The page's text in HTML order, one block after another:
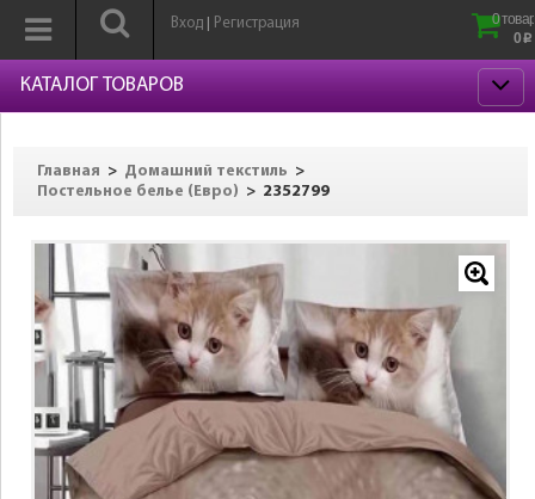
Вход Регистрация
0
0 p
КАТАЛОГ ТОВАРОВ
Главная > Домашний текстиль >
Постельное белье (Евро) > 2352799